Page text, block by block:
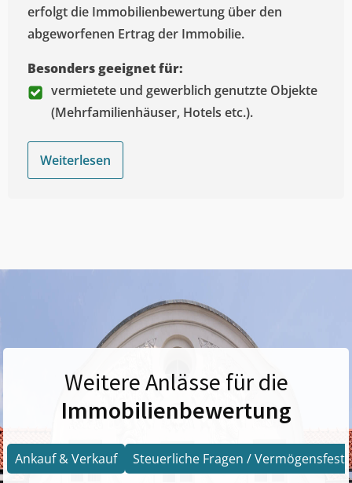
erfolgt die Immobilienbewertung über den
abgeworfenen Ertrag der Immobilie.
Besonders geeignet für:
vermietete und gewerblich genutzte Objekte
(Mehrfamilienhäuser, Hotels etc.).
Weiterlesen
Weitere Anlässe für die
Immobilienbewertung
Ankauf & Verkauf Steuerliche Fragen /